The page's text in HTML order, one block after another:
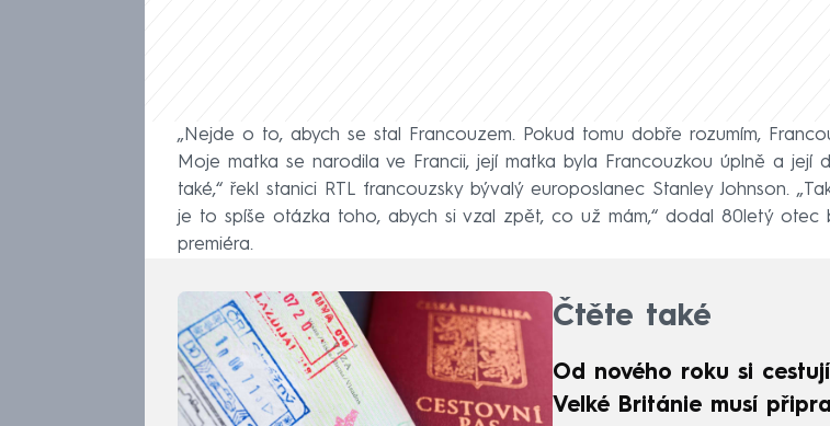
„Nejde o to, abych se stal Francouzem. Pokud tomu dobře rozumím,
Moje matka se narodila ve Francii, její matka byla Francouzkou úplně a její
také,“ řekl stanici RTL francouzsky bývalý europoslanec Stanley Johnson.
je to spíše otázka toho, abych si vzal zpět, co už mám,“ dodal 80letý otec
premiéra.
Čtěte také
Od nového roku si
Velké Británie musí